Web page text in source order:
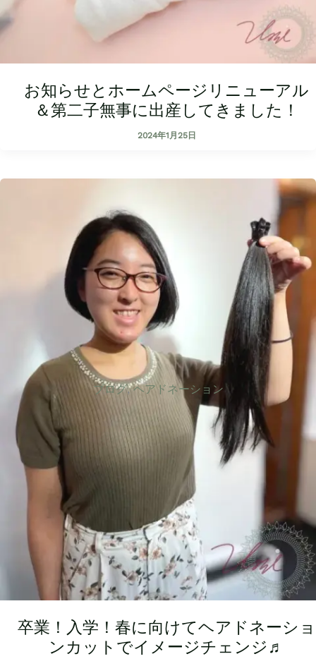
お知らせとホームページリニューアル
＆第二子無事に出産してきました！
2024年1月25日
ブログ,ヘアドネーション
卒業！入学！春に向けてヘアドネーショ
ンカットでイメージチェンジ♬